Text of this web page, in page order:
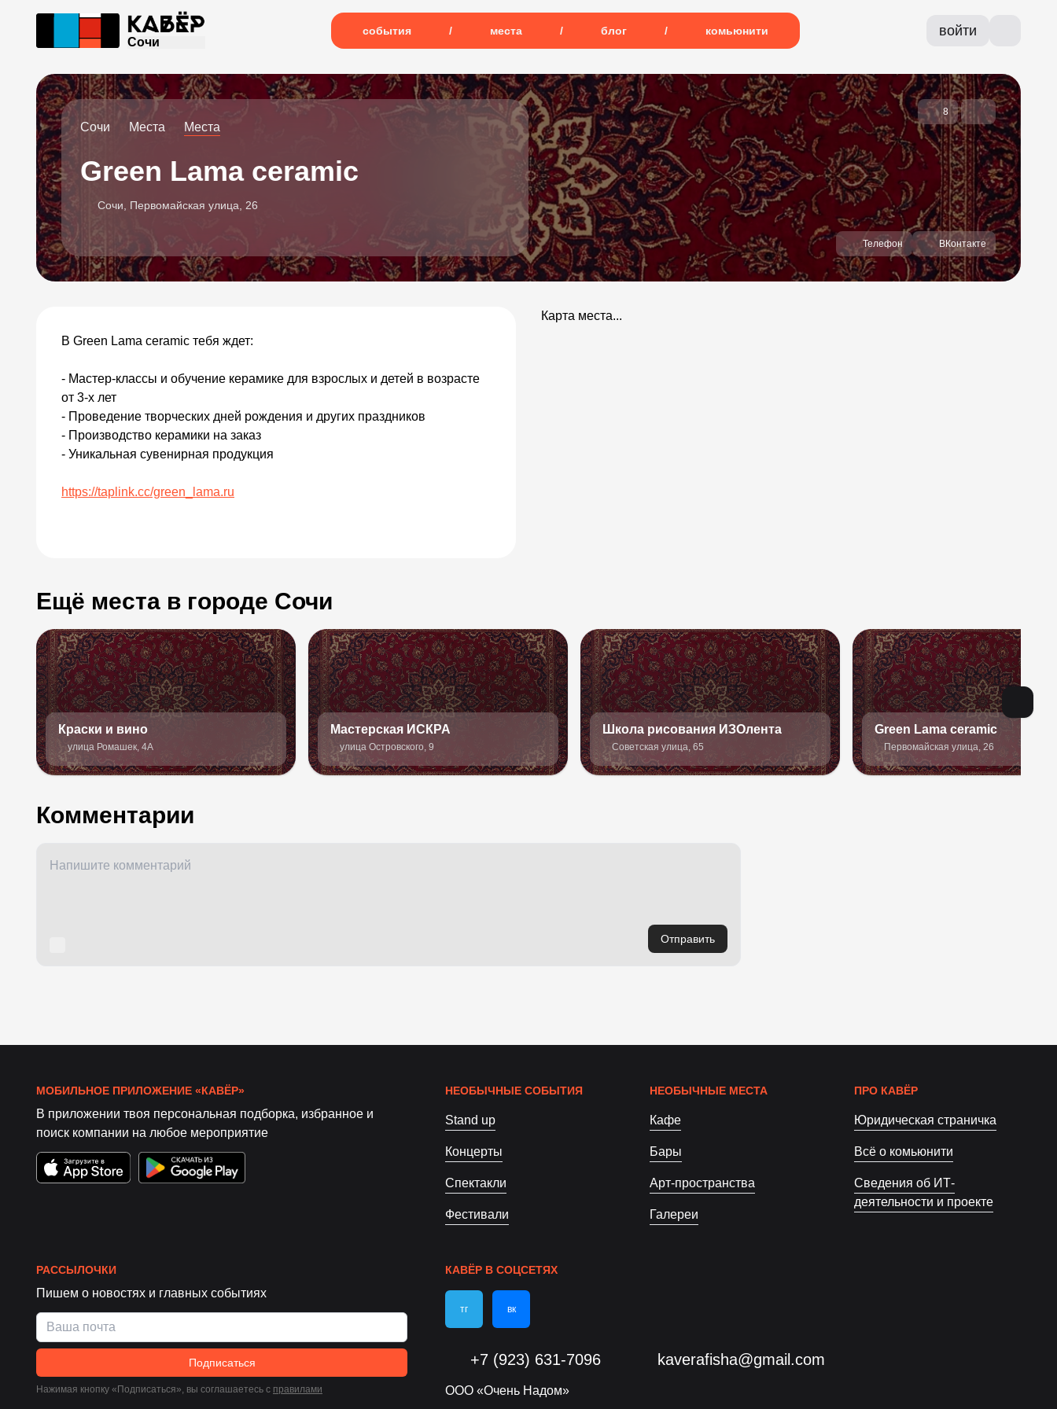
Сочи
события / места / блог / комьюнити войти
8
Сочи Места Места
Green Lama ceramic
Сочи, Первомайская улица, 26
Телефон ВКонтакте
В Green Lama ceramic тебя ждет:
- Мастер-классы и обучение керамике для взрослых и детей в возрасте
от 3-х лет
- Проведение творческих дней рождения и других праздников
- Производство керамики на заказ
- Уникальная сувенирная продукция
https://taplink.cc/green_lama.ru
Карта места...
Ещё места в городе Сочи
Краски и вино
улица Ромашек, 4А
Мастерская ИСКРА
улица Островского, 9
Школа рисования ИЗОлента
Советская улица, 65
Green Lama ceramic
Первомайская улица, 26
Комментарии
Отправить
МОБИЛЬНОЕ ПРИЛОЖЕНИЕ «КАВЁР»
В приложении твоя персональная подборка, избранное и
поиск компании на любое мероприятие
НЕОБЫЧНЫЕ СОБЫТИЯ
Stand up
Концерты
Спектакли
Фестивали
НЕОБЫЧНЫЕ МЕСТА
Кафе
Бары
Арт-пространства
Галереи
ПРО КАВЁР
Юридическая страничка
Всё о комьюнити
Сведения об ИТ-
деятельности и проекте
РАССЫЛОЧКИ
Пишем о новостях и главных событиях
Подписаться
Нажимая кнопку «Подписаться», вы соглашаетесь c правилами
КАВЁР В СОЦСЕТЯХ
тг вк
+7 (923) 631-7096 kaverafisha@gmail.com
ООО «Очень Надом»